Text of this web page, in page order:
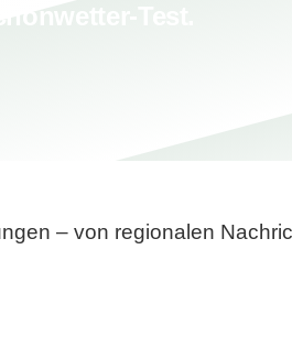
– von regionalen